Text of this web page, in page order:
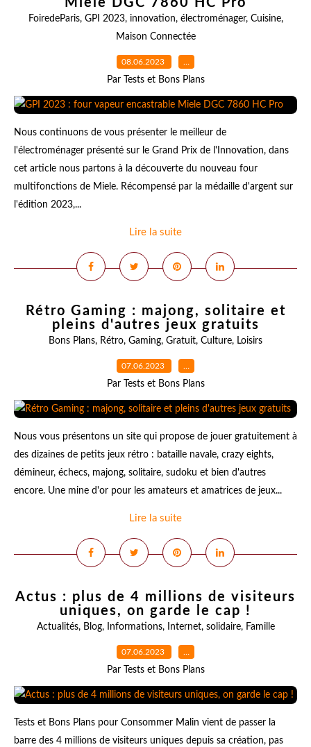
Miele DGC 7860 HC Pro
FoiredeParis, GPI 2023, innovation, électroménager, Cuisine,
Maison Connectée
08.06.2023 …
Par Tests et Bons Plans
Nous continuons de vous présenter le meilleur de
l'électroménager présenté sur le Grand Prix de l'Innovation, dans
cet article nous partons à la découverte du nouveau four
multifonctions de Miele. Récompensé par la médaille d'argent sur
l'édition 2023,...
Lire la suite
Rétro Gaming : majong, solitaire et
pleins d'autres jeux gratuits
Bons Plans, Rétro, Gaming, Gratuit, Culture, Loisirs
07.06.2023 …
Par Tests et Bons Plans
Nous vous présentons un site qui propose de jouer gratuitement à
des dizaines de petits jeux rétro : bataille navale, crazy eights,
démineur, échecs, majong, solitaire, sudoku et bien d'autres
encore. Une mine d'or pour les amateurs et amatrices de jeux...
Lire la suite
Actus : plus de 4 millions de visiteurs
uniques, on garde le cap !
Actualités, Blog, Informations, Internet, solidaire, Famille
07.06.2023 …
Par Tests et Bons Plans
Tests et Bons Plans pour Consommer Malin vient de passer la
barre des 4 millions de visiteurs uniques depuis sa création, pas